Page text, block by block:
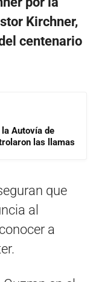
Kirchner,
centenario
Autovía de
las llamas
que
al
a